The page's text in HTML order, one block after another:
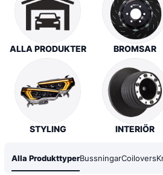
ALLA PRODUKTER BROMSAR
STYLING INTERIÖR
Alla ProdukttyperBussningarCoilovers